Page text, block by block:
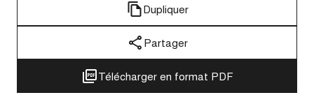
Dupliquer
Partager
Télécharger en format PDF